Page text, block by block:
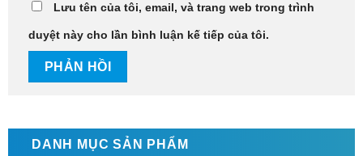
Lưu tên của tôi, email, và trang web trong trình
duyệt này cho lần bình luận kế tiếp của tôi.
DANH MỤC SẢN PHẨM